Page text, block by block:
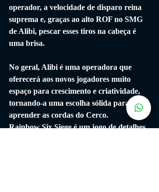
operador, a velocidade de disparo reina
suprema e, graças ao alto ROF no SMG
de Alibi, pescar esses tiros na cabeça é
uma brisa.
No geral, Alibi é uma operadora que
oferecerá aos novos jogadores muito
espaço para crescimento e criatividade,
tornando-a uma escolha sólida para
aprender as cordas do Cerco.
Rainbow Six Siege é um jogo de detalhes.